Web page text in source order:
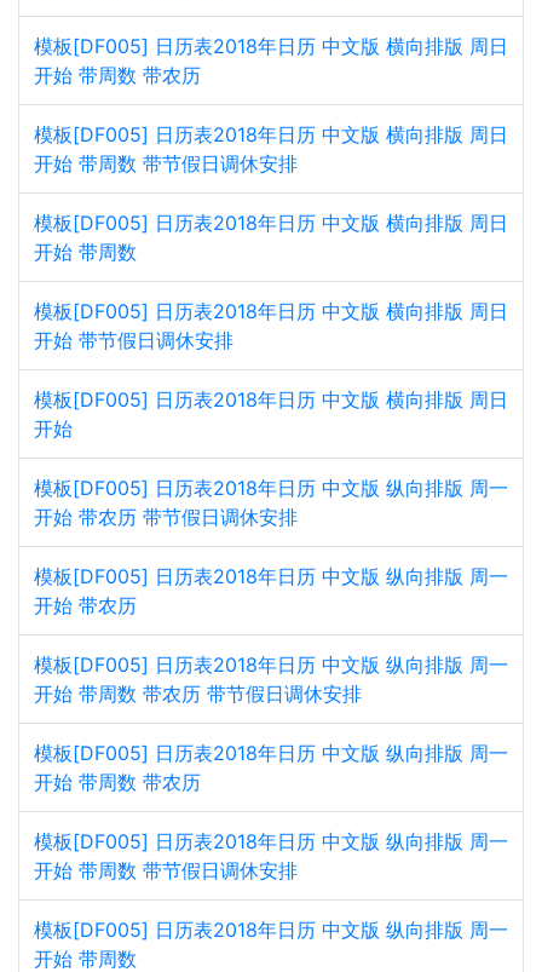
模板[DF005] 日历表2018年日历 中文版 横向排版 周日
开始 带周数 带农历
模板[DF005] 日历表2018年日历 中文版 横向排版 周日
开始 带周数 带节假日调休安排
模板[DF005] 日历表2018年日历 中文版 横向排版 周日
开始 带周数
模板[DF005] 日历表2018年日历 中文版 横向排版 周日
开始 带节假日调休安排
模板[DF005] 日历表2018年日历 中文版 横向排版 周日
开始
模板[DF005] 日历表2018年日历 中文版 纵向排版 周一
开始 带农历 带节假日调休安排
模板[DF005] 日历表2018年日历 中文版 纵向排版 周一
开始 带农历
模板[DF005] 日历表2018年日历 中文版 纵向排版 周一
开始 带周数 带农历 带节假日调休安排
模板[DF005] 日历表2018年日历 中文版 纵向排版 周一
开始 带周数 带农历
模板[DF005] 日历表2018年日历 中文版 纵向排版 周一
开始 带周数 带节假日调休安排
模板[DF005] 日历表2018年日历 中文版 纵向排版 周一
开始 带周数